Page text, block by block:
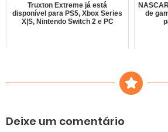
Truxton Extreme já está
disponível para PS5, Xbox Series
X|S, Nintendo Switch 2 e PC
de
Deixe um comentário